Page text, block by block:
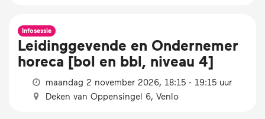
Infosessie
Leidinggevende en Ondernemer
horeca [bol en bbl, niveau 4]
maandag 2 november 2026, 18:15 - 19:15 uur
Deken van Oppensingel 6, Venlo